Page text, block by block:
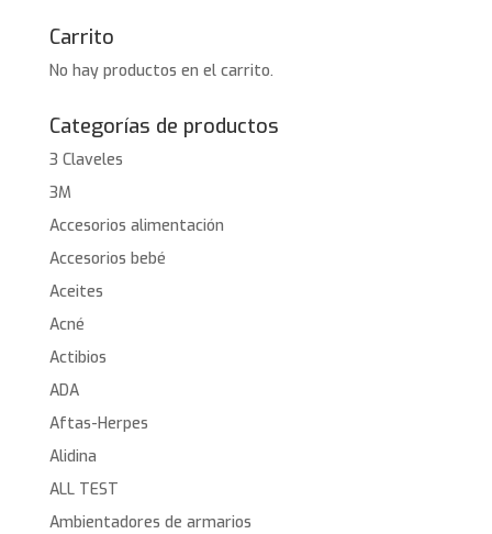
Carrito
No hay productos en el carrito.
Categorías de productos
3 Claveles
3M
Accesorios alimentación
Accesorios bebé
Aceites
Acné
Actibios
ADA
Aftas-Herpes
Alidina
ALL TEST
Ambientadores de armarios